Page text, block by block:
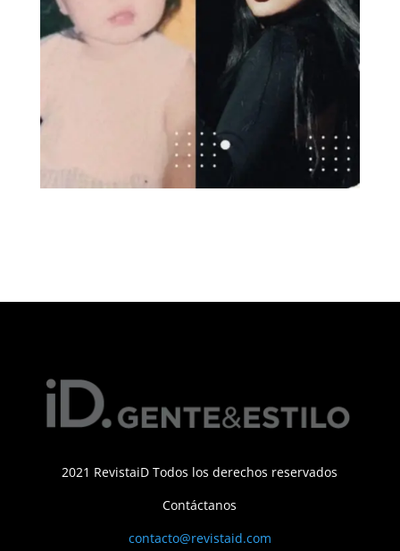
2021 RevistaiD Todos los derechos reservados
Contáctanos
contacto@revistaid.com